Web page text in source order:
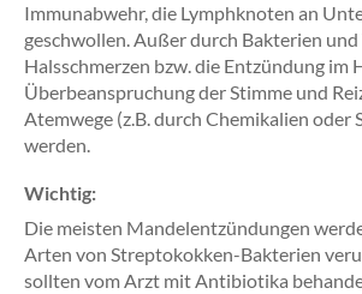
Immunabwehr, die Lymphknoten an
geschwollen. Außer durch Bakterien
Halsschmerzen bzw. die Entzündung im
Überbeanspruchung der Stimme und
Atemwege (z.B. durch Chemikalien oder
werden.
Wichtig:
Die meisten Mandelentzündungen
Arten von Streptokokken-Bakterien
sollten vom Arzt mit Antibiotika